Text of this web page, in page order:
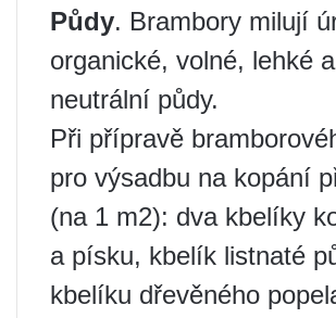
Půdy. Brambory milují
organické, volné, lehké a
neutrální půdy.
Při přípravě
pro výsadbu na kopání
(na 1 m2): dva kbelíky
a písku, kbelík listnaté
kbelíku dřevěného